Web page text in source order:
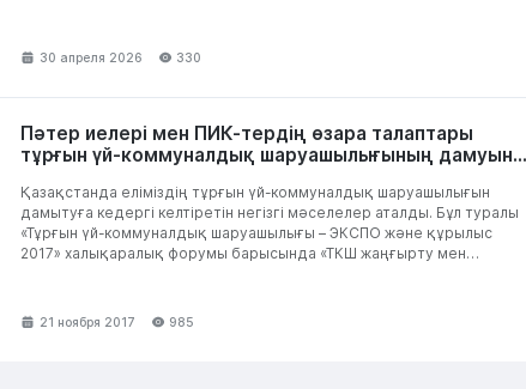
30 апреля 2026 330
Пәтер иелері мен ПИК-тердің өзара талаптары
тұрғын үй-коммуналдық шаруашылығының дамуына
Қазақстанда еліміздің тұрғын үй-коммуналдық шаруашылығын
дамытуға кедергі келтіретін негізгі мәселелер аталды. Бұл туралы
«Тұрғын үй-коммуналдық шаруашылығы – ЭКСПО және құрылыс
2017» халықаралық форумы барысында «ТКШ жаңғырту мен
21 ноября 2017 985